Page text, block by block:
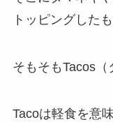
トッピングしたも
そもそもTacos（
Tacoは軽食を意